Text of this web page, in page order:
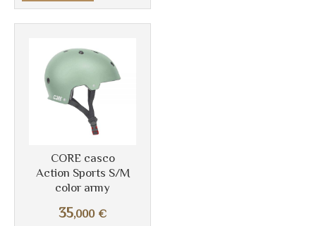
CORE casco
Action Sports S/M
color army
35,000 €
Más info